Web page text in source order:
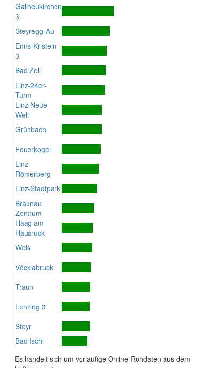
Gallneukirchen
3
Steyregg-Au
Enns-Kristein
3
Bad Zell
Linz-24er-
Turm
Linz-Neue
Welt
Grünbach
Feuerkogel
Linz-
Römerberg
Linz-Stadtpark
Braunau
Zentrum
Haag am
Hausruck
Wels
Vöcklabruck
Traun
Lenzing 3
Steyr
Bad Ischl
Es handelt sich um vorläufige Online-Rohdaten aus dem